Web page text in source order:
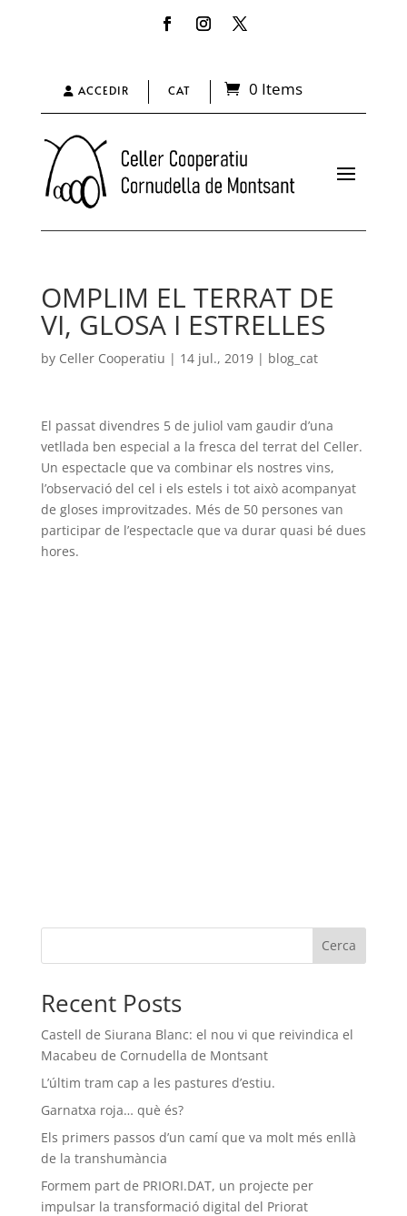
ACCEDIR CAT 0 Items
OMPLIM EL TERRAT DE
VI, GLOSA I ESTRELLES
by Celler Cooperatiu | 14 jul., 2019| blog_cat
El passat divendres 5 de juliol vam gaudir d’una
vetllada ben especial a la fresca del terrat del Celler.
Un espectacle que va combinar els nostres vins,
l’observació del cel i els estels i tot això acompanyat
de gloses improvitzades. Més de 50 persones van
participar de l’espectacle que va durar quasi bé dues
hores.
Cerca
Recent Posts
Castell de Siurana Blanc: el nou vi que reivindica el
Macabeu de Cornudella de Montsant
L’últim tram cap a les pastures d’estiu.
Garnatxa roja… què és?
Els primers passos d’un camí que va molt més enllà
de la transhumància
Formem part de PRIORI.DAT, un projecte per
impulsar la transformació digital del Priorat